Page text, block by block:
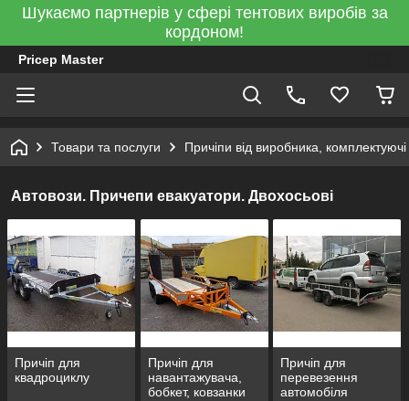
Шукаємо партнерів у сфері тентових виробів за
кордоном!
Pricep Master
Товари та послуги Причіпи від виробника,
Автовози. Причепи евакуатори. Двохосьові
Причіп для
квадроциклу
Причіп для
навантажувача,
бобкет, ковзанки
Причіп для
перевезення
автомобіля